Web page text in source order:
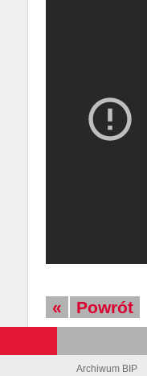
« Powrót
Archiwum BIP